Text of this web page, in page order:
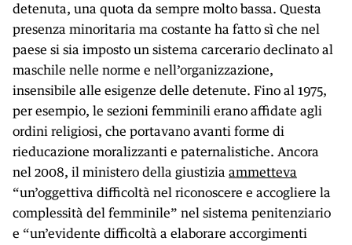
detenuta, una quota da sempre molto bassa. Questa
presenza minoritaria ma costante ha fatto sì che nel
paese si sia imposto un sistema carcerario declinato al
maschile nelle norme e nell’organizzazione,
insensibile alle esigenze delle detenute. Fino al 1975,
per esempio, le sezioni femminili erano affidate agli
ordini religiosi, che portavano avanti forme di
rieducazione moralizzanti e paternalistiche. Ancora
nel 2008, il ministero della giustizia ammetteva
“un’oggettiva difficoltà nel riconoscere e accogliere la
complessità del femminile” nel sistema penitenziario
e “un’evidente difficoltà a elaborare accorgimenti